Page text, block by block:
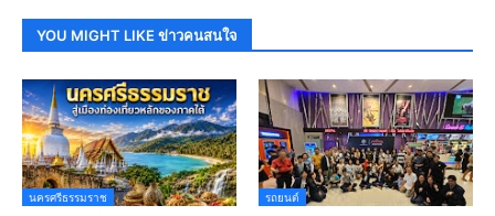
YOU MIGHT LIKE ข่าวคนสนใจ
นครศรีธรรมราช รถยนต์